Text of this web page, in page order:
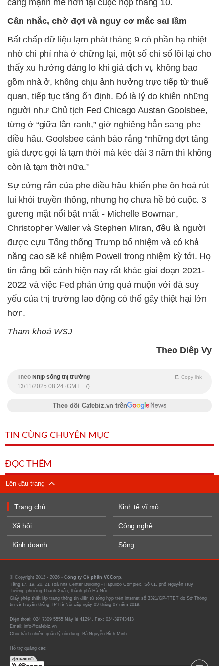
càng mạnh mẽ hơn tại cuộc họp tháng 10.
Cân nhắc, chờ đợi và nguy cơ mắc sai lầm
Bất chấp dữ liệu lạm phát tháng 9 có phần hạ nhiệt
nhờ chi phí nhà ở chững lại, một số chỉ số lõi lại cho
thấy xu hướng đáng lo khi giá dịch vụ không bao
gồm nhà ở, không chịu ảnh hưởng trực tiếp từ thuế
quan, tiếp tục tăng ổn định. Đó là lý do khiến những
người như Chủ tịch Fed Chicago Austan Goolsbee,
từng ở “giữa lằn ranh,” giờ nghiêng hẳn sang phe
diều hâu. Goolsbee cảnh báo rằng “những đợt tăng
giá được gọi là tạm thời mà kéo dài 3 năm thì không
còn là tạm thời nữa.”
Sự cứng rắn của phe diều hâu khiến phe ôn hoà rút
lui khỏi truyền thông, nhưng họ chưa hề bỏ cuộc. 3
gương mặt nổi bật nhất - Michelle Bowman,
Christopher Waller và Stephen Miran, đều là người
được cựu Tổng thống Trump bổ nhiệm và có khả
năng cao sẽ kế nhiệm Powell trong nhiệm kỳ tới. Họ
tin rằng bối cảnh hiện nay rất khác giai đoạn 2021-
2022 và việc Fed phản ứng quá muộn với đà suy
yếu của thị trường lao động có thể gây thiệt hại lớn
hơn.
Tham khoả WSJ
Theo Diệp Vy
Theo Nhịp sống thị trường Copy link
13/11/2025 08:24 (GMT +7)
Theo dõi Cafebiz.vn trên
TIN CÙNG CHUYÊN MỤC
ĐỌC THÊM
Lên đầu trang
Trang chủ
Xã hội
Kinh doanh
Kinh tế vĩ mô
Công nghệ
Sống
© Copyright 2012 - 2026 - Công ty Cổ phần VCCorp.
Tầng 17, 19, 20, 21 Toà nhà Center Building - Hapulico Complex, Số 01, phố Nguyễn Huy
Tưởng, phường Thanh Xuân, thành phố Hà Nội
Giấy phép thiết lập trang thông tin điện tử tổng hợp trên internet số 3321/GP-TTĐT do Sở Thông
tin và Truyền thông TP Hà Nội cấp ngày 03 tháng 07 năm 2019.
Điện thoại: 024 7309 5555 Máy lẻ 41294. Fax: 024-39743413
Email: info@cafebiz.vn
Chịu trách nhiệm quản lý nội dung: Bà Nguyễn Bích Minh
Hỗ trợ quảng cáo: